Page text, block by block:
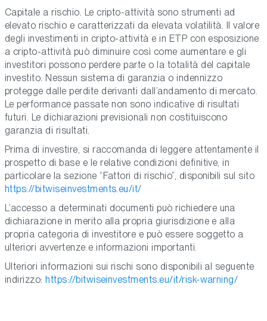
Capitale a rischio. Le cripto-attività sono strumenti ad
elevato rischio e caratterizzati da elevata volatilità. Il valore
degli investimenti in cripto-attività e in ETP con esposizione
a cripto-attività può diminuire così come aumentare e gli
investitori possono perdere parte o la totalità del capitale
investito. Nessun sistema di garanzia o indennizzo
protegge dalle perdite derivanti dall’andamento di mercato.
Le performance passate non sono indicative di risultati
futuri. Le dichiarazioni previsionali non costituiscono
garanzia di risultati.
Prima di investire, si raccomanda di leggere attentamente il
prospetto di base e le relative condizioni definitive, in
particolare la sezione “Fattori di rischio”, disponibili sul sito
https://bitwiseinvestments.eu/it/
L’accesso a determinati documenti può richiedere una
dichiarazione in merito alla propria giurisdizione e alla
propria categoria di investitore e può essere soggetto a
ulteriori avvertenze e informazioni importanti.
Ulteriori informazioni sui rischi sono disponibili al seguente
indirizzo: https://bitwiseinvestments.eu/it/risk-warning/